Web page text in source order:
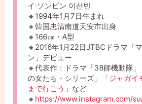
イ·ソンビン 이선빈
🔸1994年1月7日生まれ
🔸韓国忠清南道天安市出身
🔸166㎝・A型
🔸2016年1月22日JTBCドラマ「
ン」デビュー
🔸代表作：ドラマ「38師機動隊
の女たち・シリーズ」「ジャガイ
まで行こう 」など
🔸 https://www.instagram.com/